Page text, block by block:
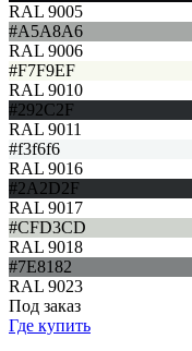
RAL 9005
#A5A8A6
RAL 9006
#F7F9EF
RAL 9010
#292C2F
RAL 9011
#f3f6f6
RAL 9016
#2A2D2F
RAL 9017
#CFD3CD
RAL 9018
#7E8182
RAL 9023
Под заказ
Где купить